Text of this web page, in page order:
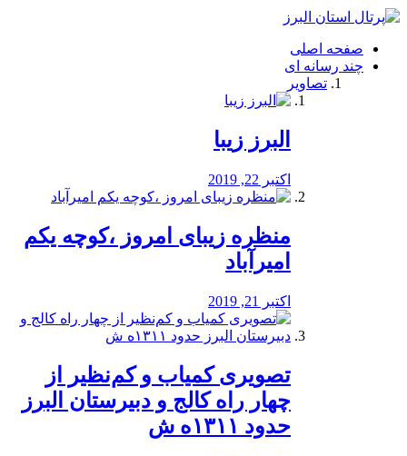
فصد
شرق
تهران
خشکشویی
صفحه اصلی
چند رسانه ای
تصاویر
البرز زیبا
اکتبر 22, 2019
منظره‌‌ زیبای امروز ،کوچه یکم
امیرآباد
اکتبر 21, 2019
️تصویری کمیاب و کم‌نظیر از
چهار راه كالج و دبيرستان البرز
حدود ۱۳۱۱ه ش